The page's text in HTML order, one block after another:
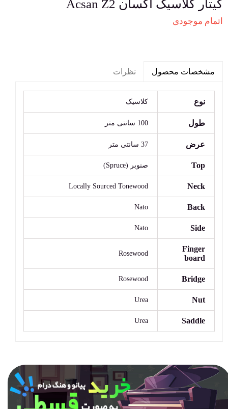
گیتار کلاسیک آکسان Acsan Z2
اتمام موجودی
مشخصات محصول نظرات
نوع کلاسیک
طول 100 سانتی متر
عرض 37 سانتی متر
Top صنوبر (Spruce)
Neck
Locally Sourced Tonewood
Back
Nato
Side
Nato
Finger
board
Rosewood
Bridge
Rosewood
Nut
Urea
Saddle
Urea